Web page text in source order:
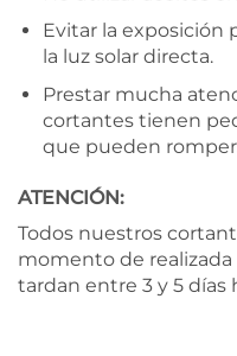
Evitar la exposición
la luz solar directa.
Prestar mucha
cortantes tienen
que pueden
ATENCIÓN:
Todos nuestros
momento de
tardan entre 3 y 5 días